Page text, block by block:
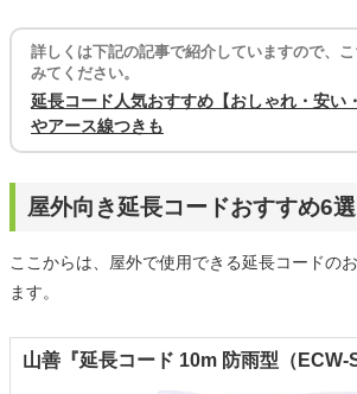
詳しくは下記の記事で紹介していますので、
みてください。
延長コード人気おすすめ【おしゃれ・安い
やアース線つきも
屋外向き延長コードおすすめ6選
ここからは、屋外で使用できる延長コードの
ます。
山善『延長コード 10m 防雨型（ECW-